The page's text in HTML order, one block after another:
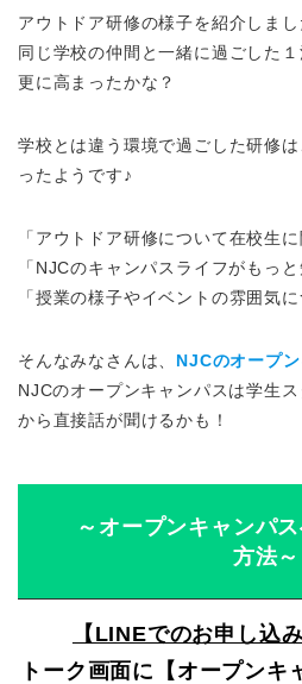
アウトドア研修の様子を紹介しまし
同じ学校の仲間と一緒に過ごした
更に高まったかな？
学校とは違う環境で過ごした研修
ったようです♪
「アウトドア研修について在校生
「NJCのキャンパスライフがもっと
「授業の様子やイベントの雰囲気
そんなみなさんは、 NJCのオープ
NJCのオープンキャンパスは学生
から直接話が聞けるかも！
～オープンキャンパ
方法～
【LINEでのお申し込
トーク画面に【オープンキ